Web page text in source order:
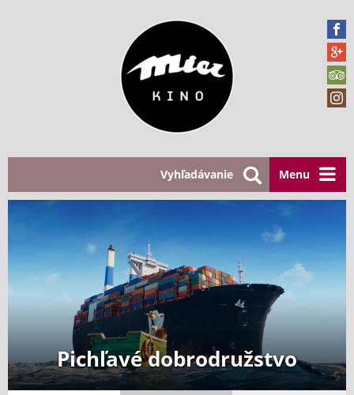
Menu
Vyhľadávanie
Pichľavé dobrodružstvo